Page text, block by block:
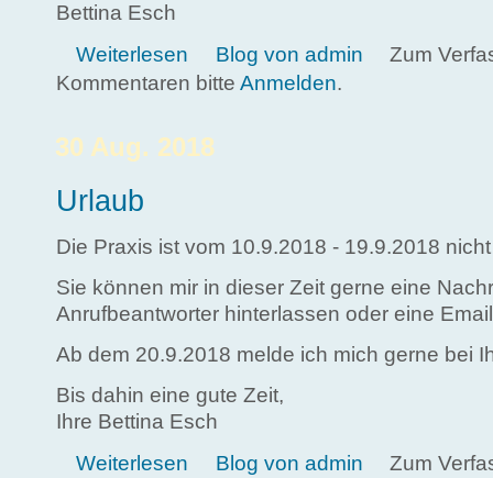
Bettina Esch
Weiterlesen über Autogenes Training Grundstufe
Blog von admin
Zum
Kommentaren bitte Anmelden.
30 Aug. 2018
Urlaub
Die Praxis ist vom 10.9.2018 - 19.9.2018
Sie können mir in dieser Zeit gerne eine
Anrufbeantworter hinterlassen oder eine
Ab dem 20.9.2018 melde ich mich gerne bei
Bis dahin eine gute Zeit,
Ihre Bettina Esch
Weiterlesen über Urlaub
Blog von admin
Zum